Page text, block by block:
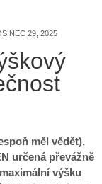
29, 2025
měl vědět),
určená převážně
výšku